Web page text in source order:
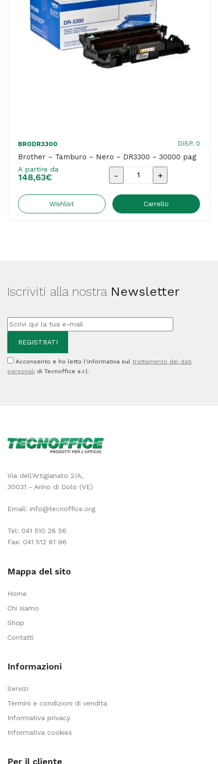
BRODR3300 DISP. 0
Brother – Tamburo – Nero – DR3300 – 30000 pag
A partire da
148,63€
Brother
Tamburo
30000
quantità
Wishlist Carrello
Iscriviti alla nostra Newsletter
Acconsento e ho letto l'informativa sul trattamento dei dati
personali di Tecnoffice s.r.l.
Via dell'Artigianato 2/A,
30031 - Arino di Dolo (VE)
Email: info@tecnoffice.org
Tel: 041 510 26 56
Fax: 041 512 81 96
Mappa del sito
Home
Chi siamo
Shop
Contatti
Informazioni
Servizi
Termini e condizioni di vendita
Informativa privacy
Informativa cookies
Per il cliente